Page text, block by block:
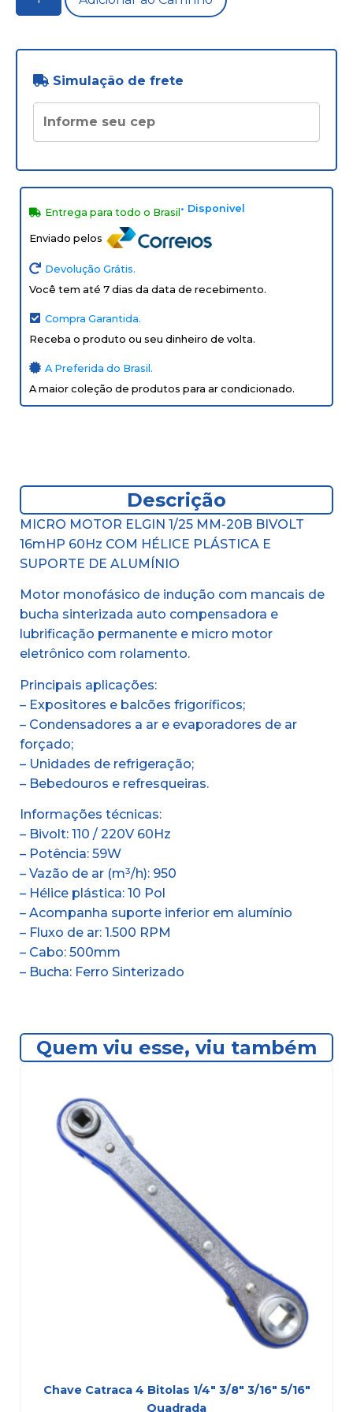
Simulação de frete
Entrega para todo o Brasil • Disponivel
Enviado pelos
Devolução Grátis.
Você tem até 7 dias da data de recebimento.
Compra Garantida.
Receba o produto ou seu dinheiro de volta.
A Preferida do Brasil.
A maior coleção de produtos para ar condicionado.
Descrição
MICRO MOTOR ELGIN 1/25 MM-20B BIVOLT
16mHP 60Hz COM HÉLICE PLÁSTICA E
SUPORTE DE ALUMÍNIO
Motor monofásico de indução com mancais de
bucha sinterizada auto compensadora e
lubrificação permanente e micro motor
eletrônico com rolamento.
Principais aplicações:
– Expositores e balcões frigoríficos;
– Condensadores a ar e evaporadores de ar
forçado;
– Unidades de refrigeração;
– Bebedouros e refresqueiras.
Informações técnicas:
– Bivolt: 110 / 220V 60Hz
– Potência: 59W
– Vazão de ar (m³/h): 950
– Hélice plástica: 10 Pol
– Acompanha suporte inferior em alumínio
– Fluxo de ar: 1.500 RPM
– Cabo: 500mm
– Bucha: Ferro Sinterizado
Quem viu esse, viu também
Chave Catraca 4 Bitolas 1/4″ 3/8″ 3/16″ 5/16″
Quadrada